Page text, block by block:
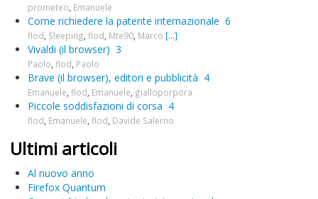
prometeo Emanuele
Come richiedere la patente internazionale 6
flod Sleeping flod Mte90 Marco [...]
Vivaldi (il browser) 3
Paolo flod Paolo
Brave (il browser), editori e pubblicità 4
Emanuele flod Emanuele gialloporpora
Piccole soddisfazioni di corsa 4
flod Emanuele flod Davide Salerno
Ultimi articoli
Al nuovo anno
Firefox Quantum